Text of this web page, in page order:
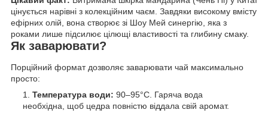
цінується нарівні з колекційним чаєм. Завдяки високому вмісту
ефірних олій, вона створює зі Шоу Мей синергію, яка з
роками лише підсилює цілющі властивості та глибину смаку.
Як заварювати?
Порційний формат дозволяє заварювати чай максимально
просто:
Температура води: 90–95°C. Гаряча вода
необхідна, щоб цедра повністю віддала свій аромат.